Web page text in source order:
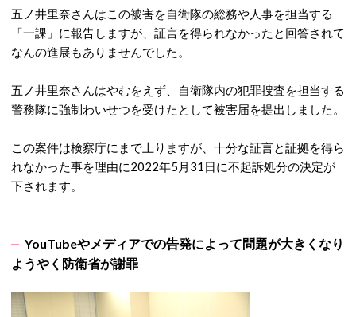
五ノ井里奈さんはこの被害を自衛隊の総務や人事を担当する
「一課」に報告しますが、証言を得られなかったと回答されて
なんの進展もありませんでした。
五ノ井里奈さんはやむをえず、自衛隊内の犯罪捜査を担当する
警務隊に強制わいせつを受けたとして被害届を提出しました。
この案件は検察庁にまで上りますが、十分な証言と証拠を得ら
れなかった事を理由に2022年5月31日に不起訴処分の決定が
下されます。
YouTubeやメディアでの告発によって問題が大きくなり
ようやく防衛省が謝罪